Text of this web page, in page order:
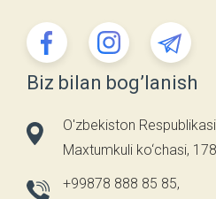
Biz bilan bog’lanish
O'zbekiston
Maxtumkuli ko‘chasi,
+99878 888 85 85,